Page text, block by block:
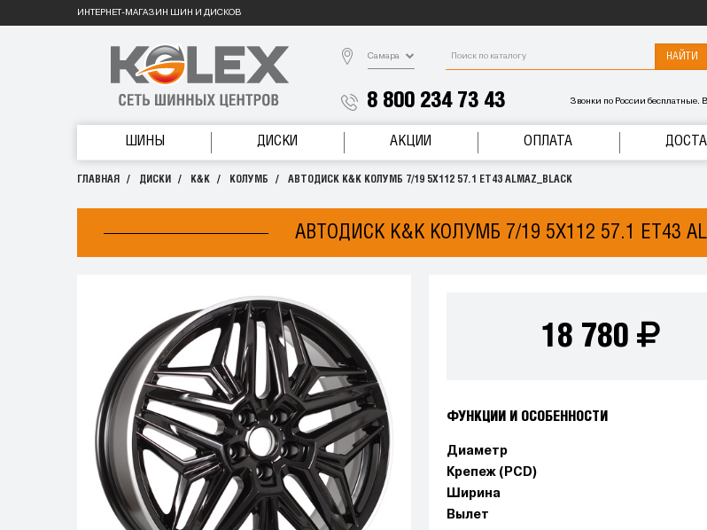
ИНТЕРНЕТ-МАГАЗИН ШИН И ДИСКОВ
Самара НАЙТИ
8 800 234 73 43 Звонки по России бесплатные.
ШИНЫ ДИСКИ АКЦИИ ОПЛАТА
ГЛАВНАЯ ДИСКИ K&K КОЛУМБ АВТОДИСК K&K КОЛУМБ 7/19 5X112 57.1 ET43 ALMAZ_BLACK
АВТОДИСК K&K КОЛУМБ 7/19 5X112 57.1 ET43
18 780
ФУНКЦИИ И ОСОБЕННОСТИ
Диаметр
Крепеж (PCD)
Ширина
Вылет